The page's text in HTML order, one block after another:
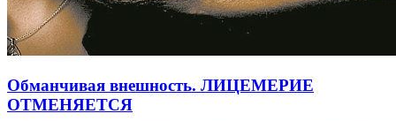
Обманчивая внешность. ЛИЦЕМЕРИЕ
ОТМЕНЯЕТСЯ